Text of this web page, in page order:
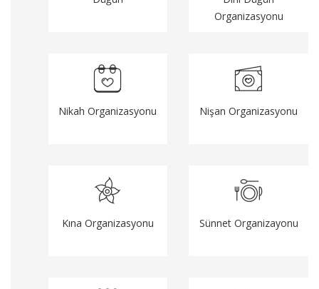
Organizasyonu
Nikah Organizasyonu Nişan Organizasyonu
Kına Organizasyonu Sünnet Organizayonu